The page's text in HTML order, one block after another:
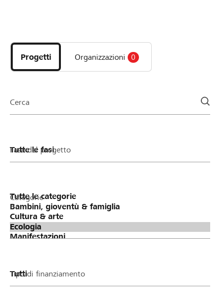
DE FR IT
i
progetti
e
della
Progetti Organizzazioni 0
Cerca
Fase del progetto
Categorie
Tipo di finanziamento